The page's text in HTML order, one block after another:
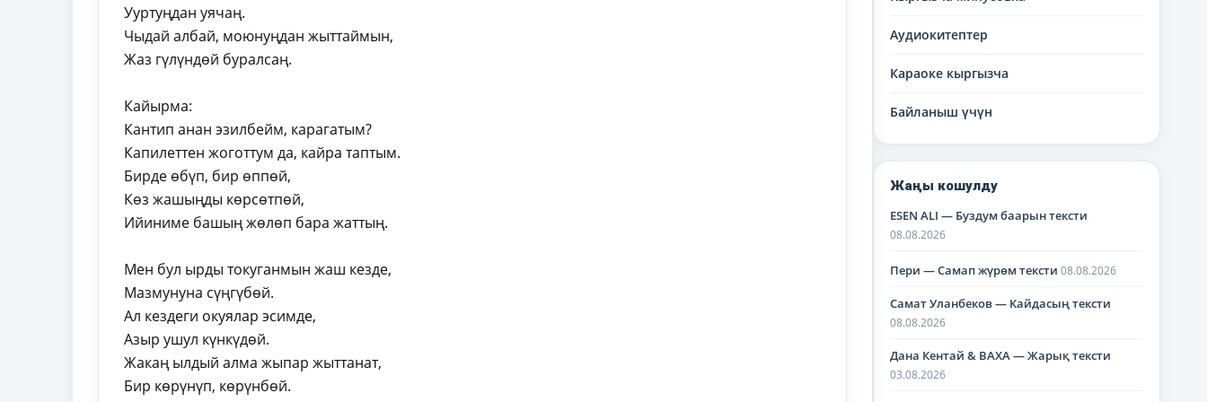
Аудиокитептер
Караоке кыргызча
Байланыш үчүн
Жаңы кошулду
ESEN ALI — Буздум баарын тексти
08.08.2026
Пери — Самап жүрөм тексти 08.08.2026
Самат Уланбеков — Кайдасың тексти
08.08.2026
Дана Кентай & BAXA — Жарық тексти
03.08.2026
Ууртуңдан уячаң.
Чыдай албай, моюнуңдан жыттаймын,
Жаз гүлүндөй буралсаң.
Кайырма:
Кантип анан эзилбейм, карагатым?
Капилеттен жоготтум да, кайра таптым.
Бирде өбүп, бир өппөй,
Көз жашыңды көрсөтпөй,
Ийиниме башың жөлөп бара жаттың.
Мен бул ырды токуганмын жаш кезде,
Мазмунуна сүңгүбөй.
Ал кездеги окуялар эсимде,
Азыр ушул күнкүдөй.
Жакаң ылдый алма жыпар жыттанат,
Бир көрүнүп, көрүнбөй.